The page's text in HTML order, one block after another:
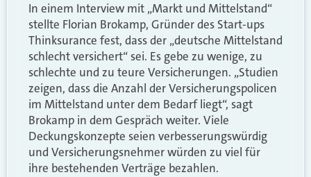
In einem Interview mit „Markt und Mittelstand“
stellte Florian Brokamp, Gründer des Start-ups
Thinksurance fest, dass der „deutsche Mittelstand
schlecht versichert“ sei. Es gebe zu wenige, zu
schlechte und zu teure Versicherungen. „Studien
zeigen, dass die Anzahl der Versicherungspolicen
im Mittelstand unter dem Bedarf liegt“, sagt
Brokamp in dem Gespräch weiter. Viele
Deckungskonzepte seien verbesserungswürdig
und Versicherungsnehmer würden zu viel für
ihre bestehenden Verträge bezahlen.